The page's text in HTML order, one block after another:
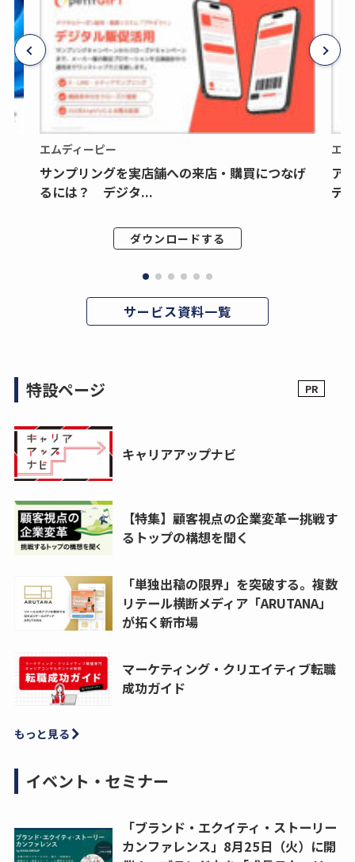
エムディーピー
サンプリングを実店舗への来店・購買につなげ
るには？ デジタ...
ダウンロードする
エ
ア
デ
サービス資料一覧
特設ページ
キャリアアップナビ
【特集】顧客視点の企業変革ー挑戦す
るトップの構想を聞く
「単独出稿の限界」を突破する。複数
リテール横断メディア「ARUTANA」
が拓く新市場
マーケティング・クリエイティブ転職
成功ガイド
もっと見る
イベント・セミナー
「ブランド・エクイティ・ストーリー
カンファレンス」8月25日（火）に開